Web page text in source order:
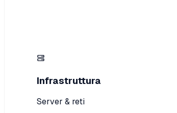
Infrastruttura
Server & reti